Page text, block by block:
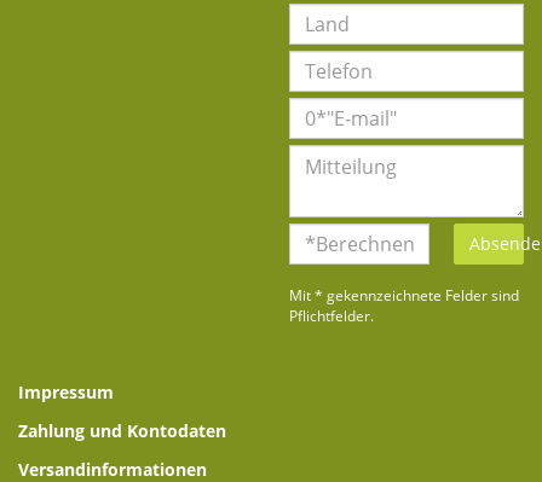
Mit * gekennzeichnete Felder sind
Pflichtfelder.
Impressum
Zahlung und Kontodaten
Versandinformationen